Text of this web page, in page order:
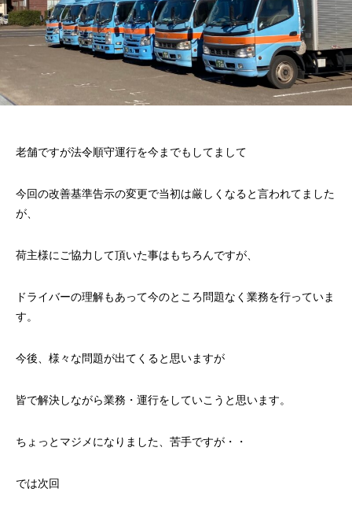
老舗ですが法令順守運行を今までもしてまして
今回の改善基準告示の変更で当初は厳しくなると言われてました
が、
荷主様にご協力して頂いた事はもちろんですが、
ドライバーの理解もあって今のところ問題なく業務を行っていま
す。
今後、様々な問題が出てくると思いますが
皆で解決しながら業務・運行をしていこうと思います。
ちょっとマジメになりました、苦手ですが・・
では次回